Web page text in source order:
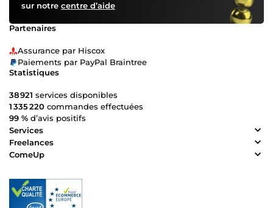
sur notre centre d’aide
Partenaires
Assurance par Hiscox
Paiements par PayPal Braintree
Statistiques
38 921 services disponibles
1 335 220 commandes effectuées
99 % d’avis positifs
Services
Freelances
ComeUp